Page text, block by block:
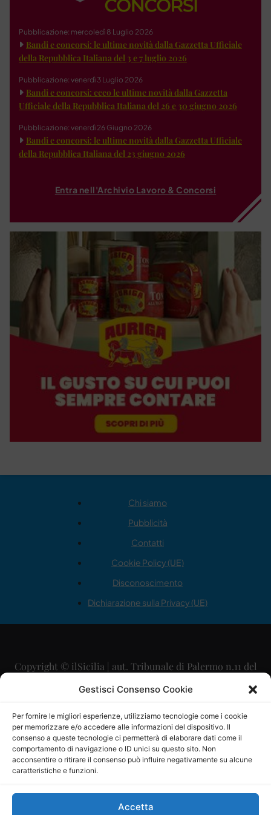
Gestisci Consenso Cookie
Per fornire le migliori esperienze, utilizziamo tecnologie come i cookie
per memorizzare e/o accedere alle informazioni del dispositivo. Il
consenso a queste tecnologie ci permetterà di elaborare dati come il
comportamento di navigazione o ID unici su questo sito. Non
acconsentire o ritirare il consenso può influire negativamente su alcune
caratteristiche e funzioni.
Accetta
Pubblicazione: mercoledì 8 Luglio 2026
Bandi e concorsi: le ultime novità dalla Gazzetta Ufficiale
della Repubblica Italiana del 3 e 7 luglio 2026
Pubblicazione: venerdì 3 Luglio 2026
Bandi e concorsi: ecco le ultime novità dalla Gazzetta
Ufficiale della Repubblica Italiana del 26 e 30 giugno 2026
Pubblicazione: venerdì 26 Giugno 2026
Bandi e concorsi: le ultime novità dalla Gazzetta Ufficiale
della Repubblica Italiana del 23 giugno 2026
Entra nell'Archivio Lavoro & Concorsi
Chi siamo
Pubblicità
Contatti
Cookie Policy (UE)
Disconoscimento
Dichiarazione sulla Privacy (UE)
Copyright © ilSicilia | aut. Tribunale di Palermo n.11 del
29/09/2015
Direttore Editoriale: Maurizio Scaglione
Direttore Responsabile: Maria Calabrese
P.IVA: 06334930820